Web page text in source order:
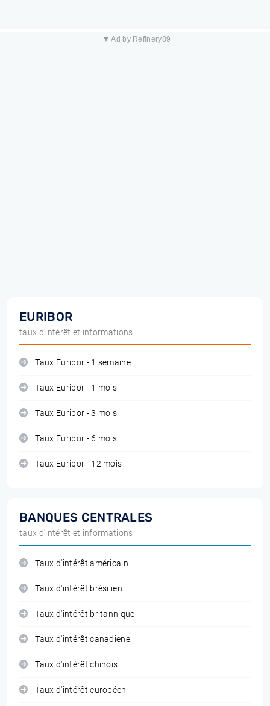
▼ Ad by Refinery89
EURIBOR
taux d'intérêt et informations
Taux Euribor - 1 semaine
Taux Euribor - 1 mois
Taux Euribor - 3 mois
Taux Euribor - 6 mois
Taux Euribor - 12 mois
BANQUES CENTRALES
taux d'intérêt et informations
Taux d'intérêt américain
Taux d'intérêt brésilien
Taux d'intérêt britannique
Taux d'intérêt canadiene
Taux d'intérêt chinois
Taux d'intérêt européen